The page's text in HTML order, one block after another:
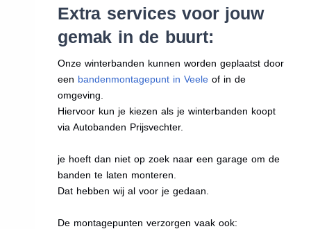
Extra services voor jouw
gemak in de buurt:
Onze winterbanden kunnen worden geplaatst door
een bandenmontagepunt in Veele of in de
omgeving.
Hiervoor kun je kiezen als je winterbanden koopt
via Autobanden Prijsvechter.
je hoeft dan niet op zoek naar een garage om de
banden te laten monteren.
Dat hebben wij al voor je gedaan.
De montagepunten verzorgen vaak ook: